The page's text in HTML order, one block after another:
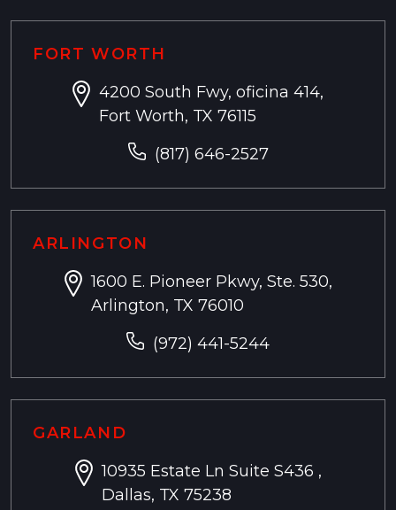
FORT WORTH
4200 South Fwy, oficina 414,
Fort Worth, TX 76115
(817) 646-2527
ARLINGTON
1600 E. Pioneer Pkwy, Ste. 530,
Arlington, TX 76010
(972) 441-5244
GARLAND
10935 Estate Ln Suite S436 ,
Dallas, TX 75238